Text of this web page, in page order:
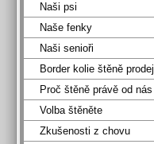
Naši psi
Naše fenky
Naši senioři
Border kolie štěně prodej
Proč štěně právě od nás
Volba štěněte
Zkušenosti z chovu